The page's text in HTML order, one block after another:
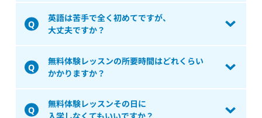
英語は苦手で全く初めてですが、
大丈夫ですか？
無料体験レッスンの所要時間はどれくらい
かかりますか？
無料体験レッスンその日に